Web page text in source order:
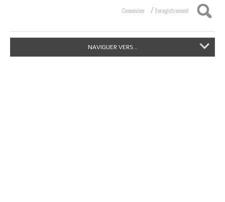
Connexion / Enregistrement
NAVIGUER VERS...